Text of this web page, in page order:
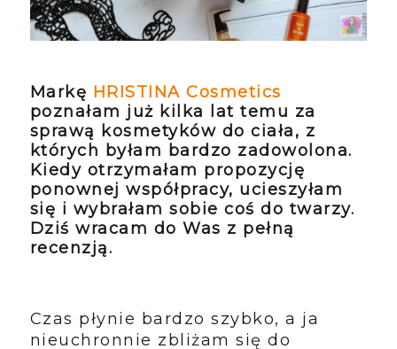
Markę HRISTINA Cosmetics
poznałam już kilka lat temu za
sprawą kosmetyków do ciała, z
których byłam bardzo zadowolona.
Kiedy otrzymałam propozycję
ponownej współpracy, ucieszyłam
się i wybrałam sobie coś do twarzy.
Dziś wracam do Was z pełną
recenzją.
Czas płynie bardzo szybko, a ja
nieuchronnie zbliżam się do